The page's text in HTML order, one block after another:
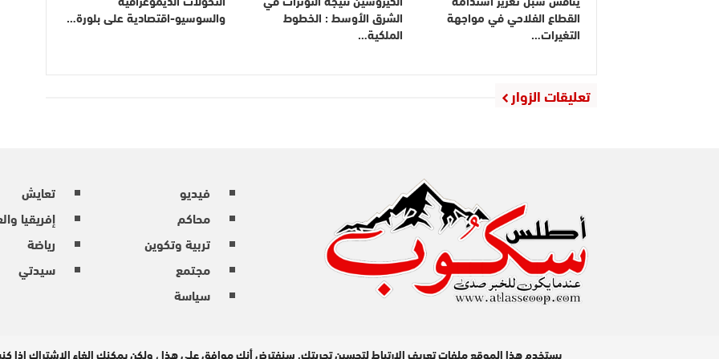
القطاع الفلاحي في مواجهة
التغيرات…
الشرق الأوسط : الخطوط
الملكية…
والسوسيو-اقتصادية على بلورة…
تعليقات الزوار
فيديو
محاكم
تربية وتكوين
مجتمع
سياسة
تعايش
إفريقيا
رياضة
سيدتي
مدير النشر : عبد الله عزي / جميع الحقوق محفوظة © 2026
يستخدم هذا الموقع ملفات تعريف الارتباط لتحسين تجربتك. سنفترض أنك موافق على هذا ، ولكن يمكنك إلغاء الاشتراك